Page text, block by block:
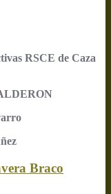
RSCE de Caza
Braco